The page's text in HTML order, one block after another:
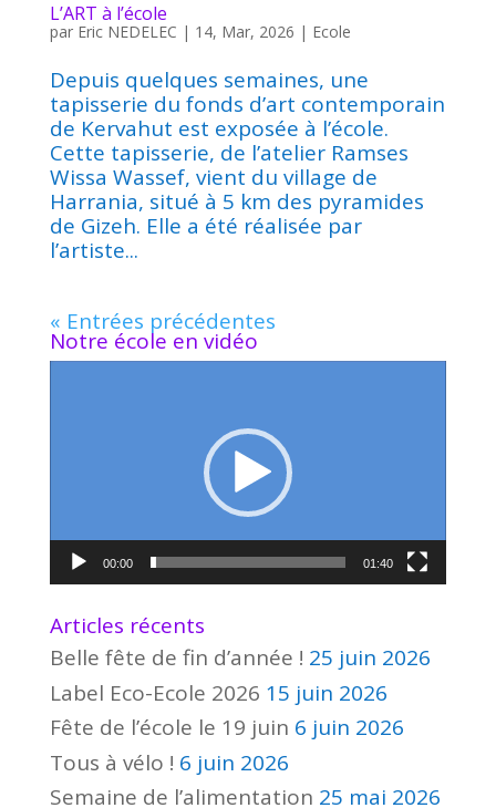
L’ART à l’école
par Eric NEDELEC | 14, Mar, 2026 | Ecole
Depuis quelques semaines, une
tapisserie du fonds d’art contemporain
de Kervahut est exposée à l’école.
Cette tapisserie, de l’atelier Ramses
Wissa Wassef, vient du village de
Harrania, situé à 5 km des pyramides
de Gizeh. Elle a été réalisée par
l’artiste...
« Entrées précédentes
Notre école en vidéo
00:00 01:40
Articles récents
Belle fête de fin d’année ! 25 juin 2026
Label Eco-Ecole 2026 15 juin 2026
Fête de l’école le 19 juin 6 juin 2026
Tous à vélo ! 6 juin 2026
Semaine de l’alimentation 25 mai 2026